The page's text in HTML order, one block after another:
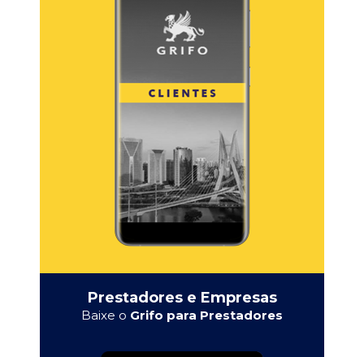
Prestadores e Empresas
Baixe o Grifo para Prestadores